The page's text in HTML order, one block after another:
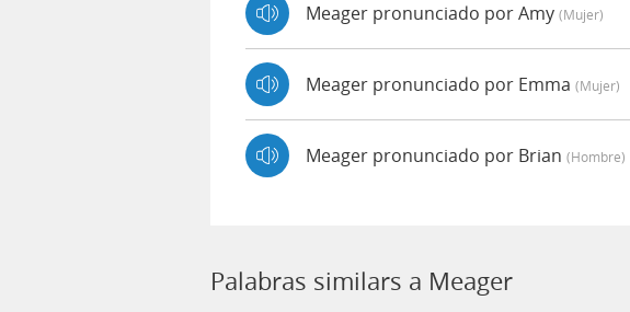
Meager pronunciado por Amy (mujer)
Meager pronunciado por Emma (mujer)
Meager pronunciado por Brian (hombre)
Palabras similars a Meager